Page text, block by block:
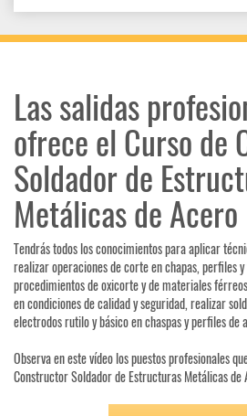
Las salidas
ofrece el Curso de
Soldador de
Metálicas de Acero
Tendrás todos los conocimientos para aplicar
realizar operaciones de corte en chapas, perfiles
procedimientos de oxicorte y de materiales
en condiciones de calidad y seguridad, realizar
electrodos rutilo y básico en chaspas y perfiles de
Observa en este vídeo los puestos profesionales
Constructor Soldador de Estructuras Metálicas de